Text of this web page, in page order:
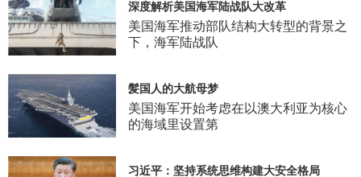
深度解析美国海军陆战队大改革
美国海军推动部队结构大转型的背景之
下，海军陆战队
髪国人的大航母梦
美国海军开始考虑在以澳大利亚为核心
的海域里设置第
习近平：坚持系统思维构建大安全格局